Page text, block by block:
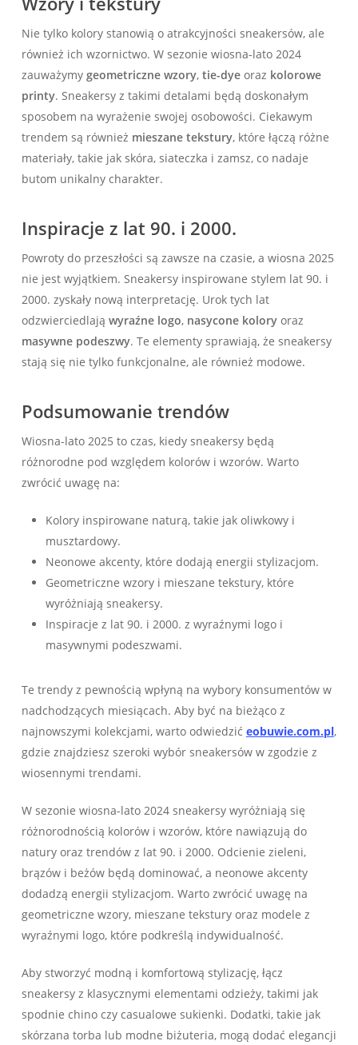
Nie tylko kolory stanowią o atrakcyjności sneakersów, ale
również ich wzornictwo. W sezonie wiosna-lato 2024
zauważymy geometriczne wzory, tie-dyeoraz kolorowe
printy. Sneakersy z takimi detalami będą doskonałym
sposobem na wyrażenie swojej osobowości. Ciekawym
trendem są również mieszane tekstury, które łączą różne
materiały, takie jak skóra, siateczka i zamsz, co nadaje
butom unikalny charakter.
Inspiracje z lat 90. i 2000.
Powroty do przeszłości są zawsze na czasie, a wiosna 2025
nie jest wyjątkiem. Sneakersy inspirowane stylem lat 90. i
2000. zyskały nową interpretację. Urok tych lat
odzwierciedlają wyraźne logo, nasycone koloryoraz
masywne podeszwy. Te elementy sprawiają, że sneakersy
stają się nie tylko funkcjonalne, ale również modowe.
Podsumowanie trendów
Wiosna-lato 2025 to czas, kiedy sneakersy będą
różnorodne pod względem kolorów i wzorów. Warto
zwrócić uwagę na:
Kolory inspirowane naturą, takie jak oliwkowy i
musztardowy.
Neonowe akcenty, które dodają energii stylizacjom.
Geometriczne wzory i mieszane tekstury, które
wyróżniają sneakersy.
Inspiracje z lat 90. i 2000. z wyraźnymi logo i
masywnymi podeszwami.
Te trendy z pewnością wpłyną na wybory konsumentów w
nadchodzących miesiącach. Aby być na bieżąco z
najnowszymi kolekcjami, warto odwiedzić eobuwie.com.pl,
gdzie znajdziesz szeroki wybór sneakersów w zgodzie z
wiosennymi trendami.
W sezonie wiosna-lato 2024 sneakersy wyróżniają się
różnorodnością kolorów i wzorów, które nawiązują do
natury oraz trendów z lat 90. i 2000. Odcienie zieleni,
brązów i beżów będą dominować, a neonowe akcenty
dodadzą energii stylizacjom. Warto zwrócić uwagę na
geometriczne wzory, mieszane tekstury oraz modele z
wyraźnymi logo, które podkreślą indywidualność.
Aby stworzyć modną i komfortową stylizację, łącz
sneakersy z klasycznymi elementami odzieży, takimi jak
spodnie chino czy casualowe sukienki. Dodatki, takie jak
skórzana torba lub modne biżuteria, mogą dodać elegancji